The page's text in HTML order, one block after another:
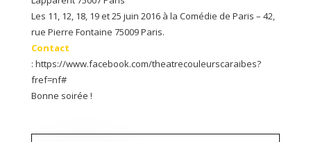
Les 11, 12, 18, 19 et 25 juin 2016 à la Comédie de Paris – 42,
rue Pierre Fontaine 75009 Paris.
Contact
: https://www.facebook.com/theatrecouleurscaraibes?
fref=nf#
Bonne soirée !